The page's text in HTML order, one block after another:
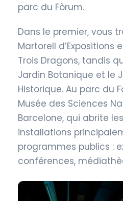
parc du Fòrum.
Dans le premier, vous
Martorell d’Expositions
Trois Dragons, tandis
Jardin Botanique et le
Historique. Au parc du
Musée des Sciences
Barcelone, qui abrite
installations
programmes publics :
conférences,